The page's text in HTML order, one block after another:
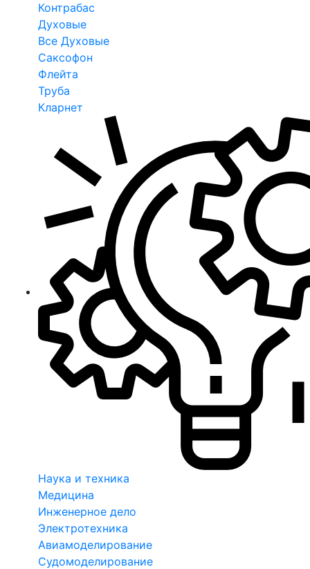
Контрабас
Духовые
Все Духовые
Саксофон
Флейта
Труба
Кларнет
Наука и техника
Медицина
Инженерное дело
Электротехника
Авиамоделирование
Судомоделирование